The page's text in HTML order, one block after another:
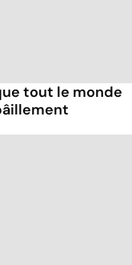
tout le monde